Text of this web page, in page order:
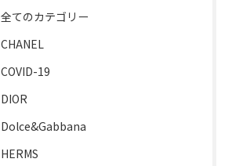
全てのカテゴリー
CHANEL
COVID-19
DIOR
Dolce&Gabbana
HERMS